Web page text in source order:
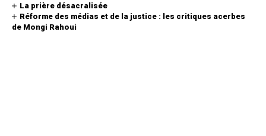
La prière désacralisée
Réforme des médias et de la justice : les critiques acerbes
de Mongi Rahoui